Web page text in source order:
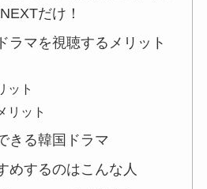
だけ！
ラマを視聴するメリット
ット
リット
きる韓国ドラマ
めするのはこんな人